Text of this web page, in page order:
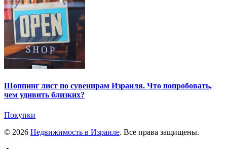
Шоппинг лист по сувенирам Израиля. Что попробовать,
чем удивить близких?
Покупки
© 2026 Недвижимость в Израиле. Все права защищены.